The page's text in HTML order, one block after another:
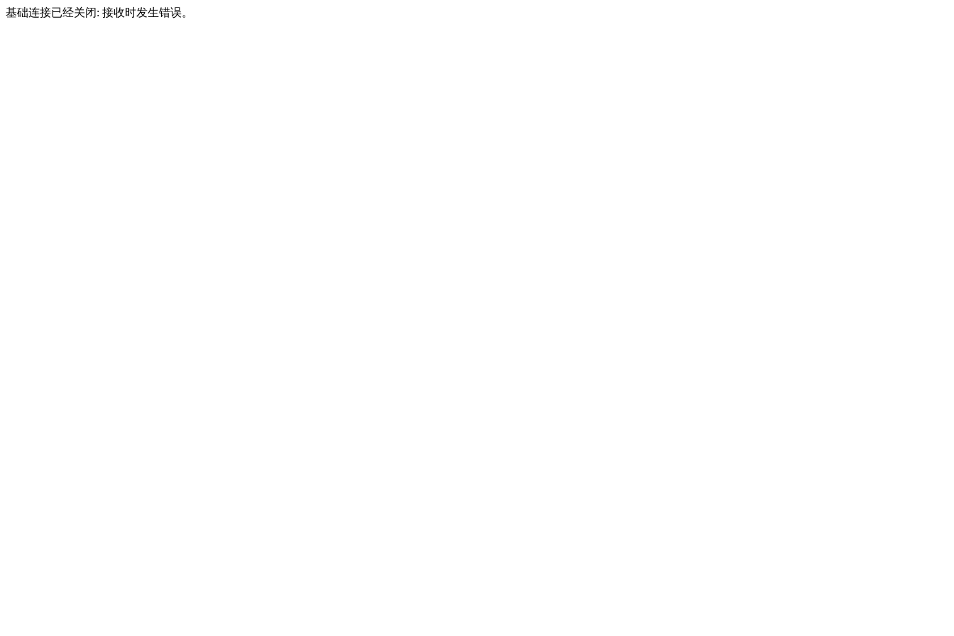
基础连接已经关闭: 接收时发生错误。